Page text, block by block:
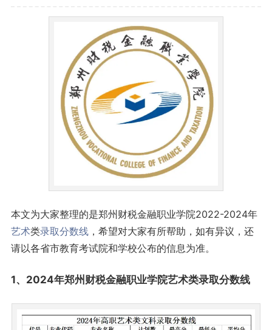
本文为大家整理的是郑州财税金融职业学院2022-2024年
艺术类录取分数线，希望对大家有所帮助，如有异议，还
请以各省市教育考试院和学校公布的信息为准。
1、2024年郑州财税金融职业学院艺术类录取分数线